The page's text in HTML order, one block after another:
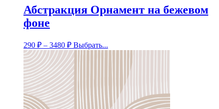
Абстракция Орнамент на бежевом
фоне
290 ₽ – 3480 ₽ Выбрать...